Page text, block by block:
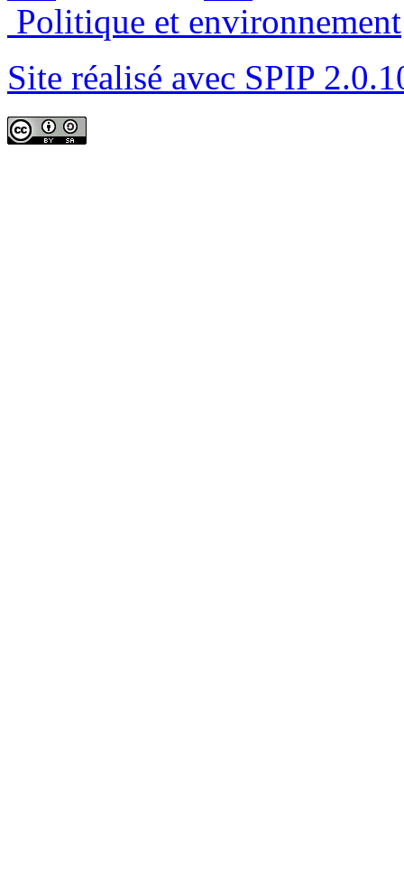
Politique et environnement
Site réalisé avec SPIP